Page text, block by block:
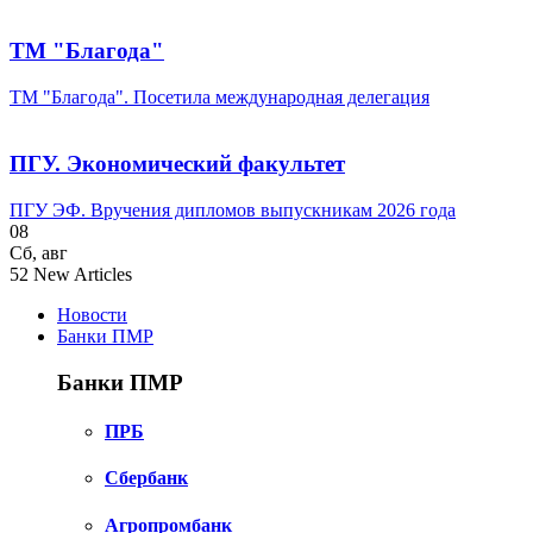
ТМ "Благода"
ТМ "Благода". Посетила международная делегация
ПГУ. Экономический факультет
ПГУ ЭФ. Вручения дипломов выпускникам 2026 года
08
Сб, авг
52 New Articles
Новости
Банки ПМР
Банки ПМР
ПРБ
Сбербанк
Агропромбанк